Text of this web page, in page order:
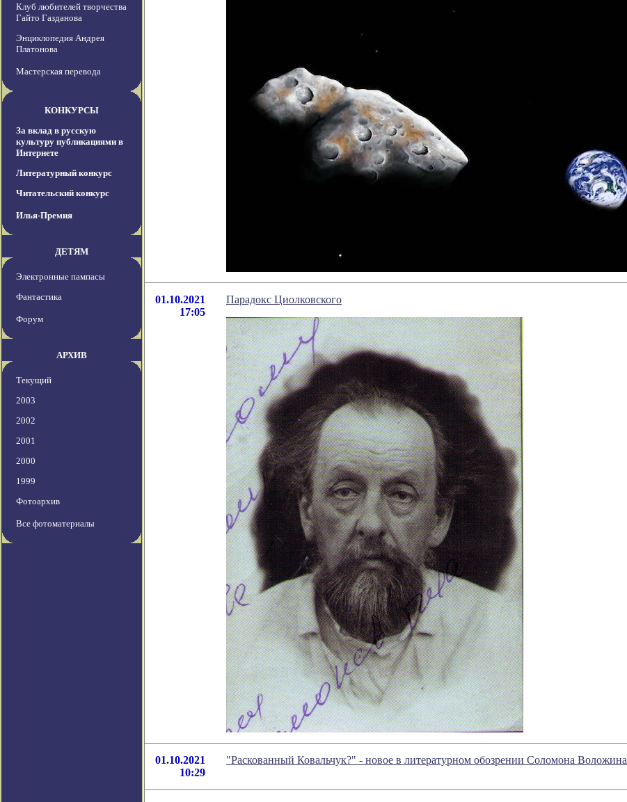
Клуб любителей творчества
Гайто Газданова
Энциклопедия Андрея
Платонова
Мастерская перевода
КОНКУРСЫ
За вклад в русскую
культуру публикациями в
Интернете
Литературный конкурс
Читательский конкурс
Илья-Премия
ДЕТЯМ
Электронные пампасы
Фантастика
Форум
АРХИВ
Текущий
2003
2002
2001
2000
1999
Фотоархив
Все фотоматериалы
01.10.2021
17:05
Парадокс Циолковского
01.10.2021
10:29
"Раскованный Ковальчук?" - новое в литературном обозрении Соломона Воложина